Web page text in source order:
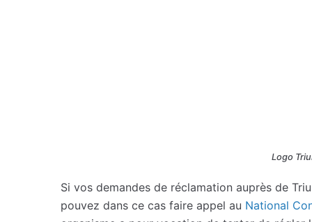
Logo
Si vos demandes de réclamation auprès de
pouvez dans ce cas faire appel au National